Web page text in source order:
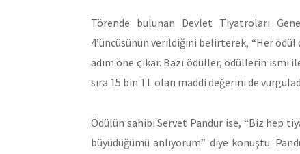
Törende bulunan Devlet Tiyatroları
4’üncüsünün verildiğini belirterek, “Her
adım öne çıkar. Bazı ödüller, ödüllerin ismi
sıra 15 bin TL olan maddi değerini de
Ödülün sahibi Servet Pandur ise, “Biz hep
büyüdüğümü anlıyorum” diye konuştu.